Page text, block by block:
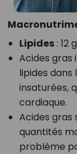
Lipides: 12
Acides gras
lipides dans
insaturées,
cardiaque.
Acides gras
quantités
problème